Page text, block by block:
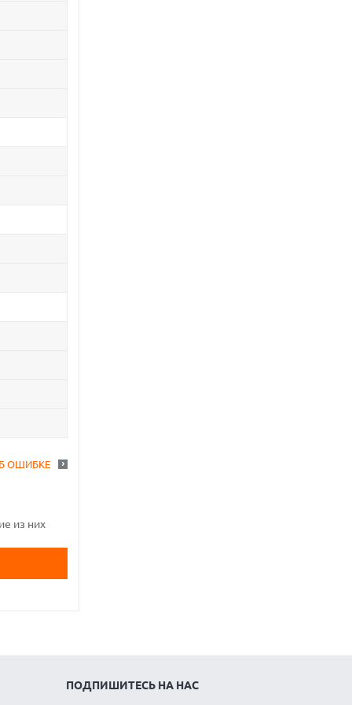
ОШИБКЕ
из них
ПОДПИШИТЕСЬ НА НАС